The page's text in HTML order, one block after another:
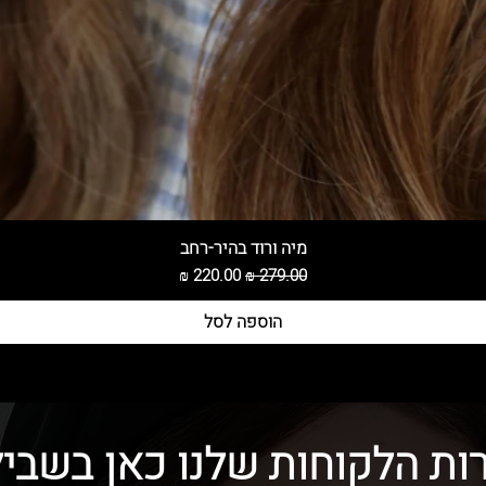
מיה ורוד בהיר-רחב
מחיר רגילמחיר מבצע
הוספה לסל
הלקוחות שלנו כאן